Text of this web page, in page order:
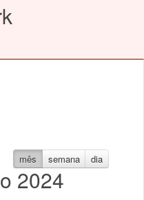
mês semana dia
2024